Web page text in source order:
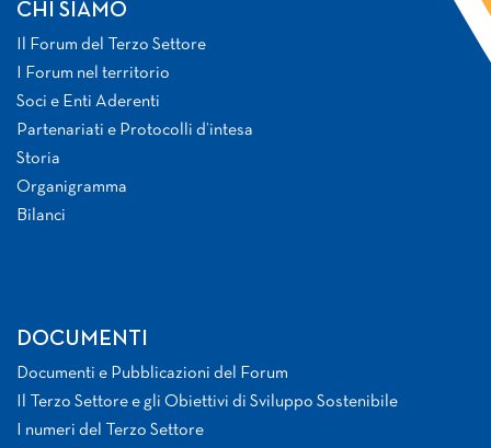
CHI SIAMO
Il Forum del Terzo Settore
I Forum nel territorio
Soci e Enti Aderenti
Partenariati e Protocolli d’intesa
Storia
Organigramma
Bilanci
DOCUMENTI
Documenti e Pubblicazioni del Forum
Il Terzo Settore e gli Obiettivi di Sviluppo Sostenibile
I numeri del Terzo Settore